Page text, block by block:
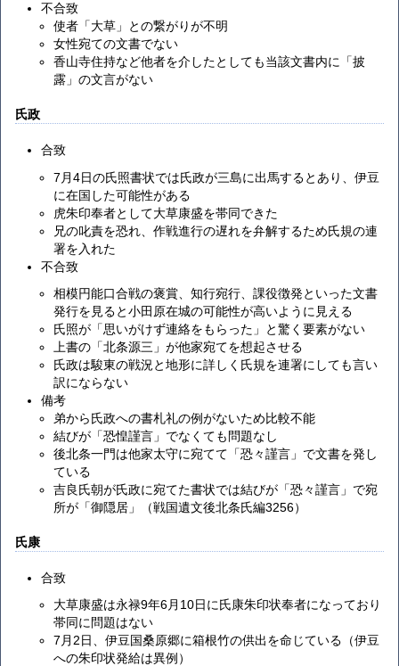
不合致
使者「大草」との繋がりが不明
女性宛ての文書でない
香山寺住持など他者を介したとしても当該文書内に「披
露」の文言がない
氏政
合致
7月4日の氏照書状では氏政が三島に出馬するとあり、伊豆
に在国した可能性がある
虎朱印奉者として大草康盛を帯同できた
兄の叱責を恐れ、作戦進行の遅れを弁解するため氏規の連
署を入れた
不合致
相模円能口合戦の褒賞、知行宛行、課役徴発といった文書
発行を見ると小田原在城の可能性が高いように見える
氏照が「思いがけず連絡をもらった」と驚く要素がない
上書の「北条源三」が他家宛てを想起させる
氏政は駿東の戦況と地形に詳しく氏規を連署にしても言い
訳にならない
備考
弟から氏政への書札礼の例がないため比較不能
結びが「恐惶謹言」でなくても問題なし
後北条一門は他家太守に宛てて「恐々謹言」で文書を発し
ている
吉良氏朝が氏政に宛てた書状では結びが「恐々謹言」で宛
所が「御隠居」（戦国遺文後北条氏編3256）
氏康
合致
大草康盛は永禄9年6月10日に氏康朱印状奉者になっており
帯同に問題はない
7月2日、伊豆国桑原郷に箱根竹の供出を命じている（伊豆
への朱印状発給は異例）